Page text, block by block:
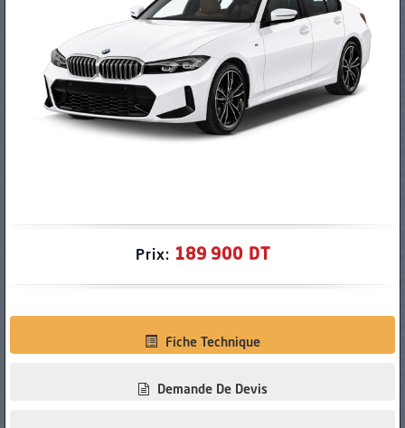
Prix: 189 900 DT
Fiche Technique
Demande De Devis
PNEUS